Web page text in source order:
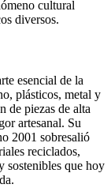
cultural
diversos.
esencial de la
plásticos, metal y
de piezas de alta
artesanal. Su
2001 sobresalió
reciclados,
sostenibles que hoy